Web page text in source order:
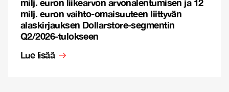
milj. euron liikearvon arvonalentumisen ja 12
milj. euron vaihto-omaisuuteen liittyvän
alaskirjauksen Dollarstore-segmentin
Q2/2026-tulokseen
Lue lisää